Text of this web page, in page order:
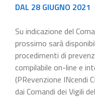
DAL 28 GIUGNO 2021
Su indicazione del
prossimo sarà
procedimenti di
compilabile on-line e
(PRevenzione INcendi
dai Comandi dei Vigili